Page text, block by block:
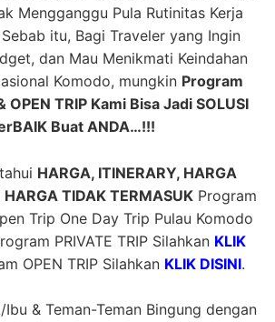
Mengganggu Pula Rutinitas Kerja
itu, Bagi Traveler yang Ingin
dan Mau Menikmati Keindahan
Komodo, mungkin Program
OPEN TRIP Kami Bisa Jadi SOLUSI
Buat ANDA…!!!
HARGA, ITINERARY, HARGA
TIDAK TERMASUKProgram
Trip One Day Trip Pulau Komodo
PRIVATE TRIP Silahkan KLIK
OPEN TRIP Silahkan KLIK DISINI.
& Teman-Teman Bingung dengan